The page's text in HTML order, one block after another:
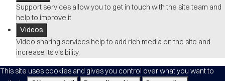
Support services allow you to get in touch with the site team and
help to improve it.
Videos
Video sharing services help to add rich media on the site and
increase its visibility.
This site uses cookies and gives you control over what you want to